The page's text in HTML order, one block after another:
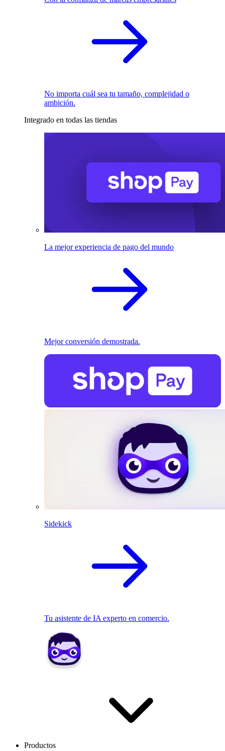
No importa cuál sea tu tamaño, complejidad o
ambición.
Integrado en todas las tiendas
La mejor experiencia de pago del mundo
Mejor conversión demostrada.
Sidekick
Tu asistente de IA experto en comercio.
Productos